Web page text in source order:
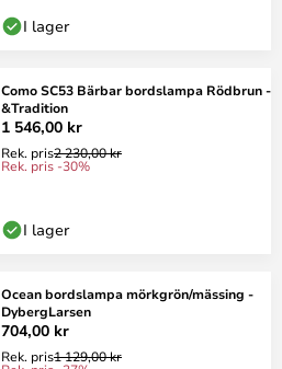
I lager
Como SC53 Bärbar bordslampa Rödbrun -
&Tradition
1 546,00 kr
Rek. pris2 230,00 kr
Rek. pris -30%
I lager
Ocean bordslampa mörkgrön/mässing -
DybergLarsen
704,00 kr
Rek. pris1 129,00 kr